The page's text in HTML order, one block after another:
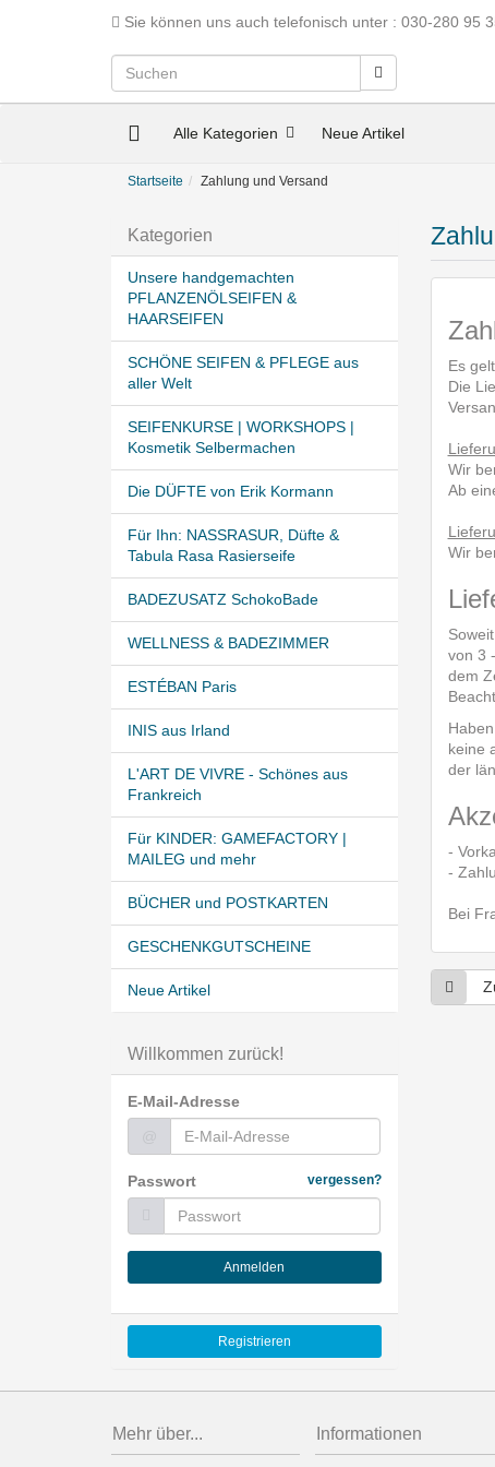
Sie können uns auch telefonisch unter : 030-280 95
Alle Kategorien Neue Artikel
Startseite Zahlung und Versand
Es
Die
Wir
Ab
Wir
von 3
dem
keine
der
-
-
Bei
Kategorien
Unsere handgemachten
PFLANZENÖLSEIFEN &
HAARSEIFEN
SCHÖNE SEIFEN & PFLEGE aus
aller Welt
SEIFENKURSE | WORKSHOPS |
Kosmetik Selbermachen
Die DÜFTE von Erik Kormann
Für Ihn: NASSRASUR, Düfte &
Tabula Rasa Rasierseife
BADEZUSATZ SchokoBade
WELLNESS & BADEZIMMER
ESTÉBAN Paris
INIS aus Irland
L'ART DE VIVRE - Schönes aus
Frankreich
Für KINDER: GAMEFACTORY |
MAILEG und mehr
BÜCHER und POSTKARTEN
GESCHENKGUTSCHEINE
Neue Artikel
Willkommen zurück!
E-Mail-Adresse
vergessen?
Passwort
Anmelden
Registrieren
Mehr über... Informationen